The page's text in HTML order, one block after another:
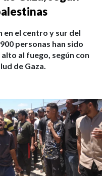
el centro y sur del
personas han sido
al fuego, según con
de Gaza.